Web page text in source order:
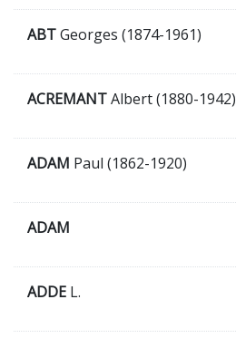
ABTGeorges (1874-1961)
ACREMANTAlbert (1880-1942)
ADAM Paul (1862-1920)
ADAM
ADDE L.